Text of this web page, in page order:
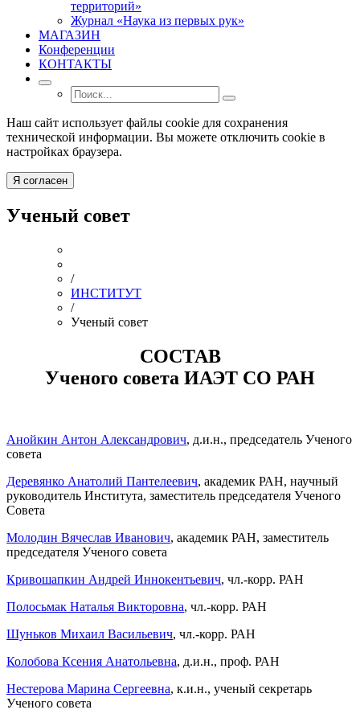
территорий»
Журнал «Наука из первых рук»
МАГАЗИН
Конференции
КОНТАКТЫ
Наш сайт использует файлы cookie для сохранения
технической информации. Вы можете отключить cookie в
настройках браузера.
Я согласен
Ученый совет
/
ИНСТИТУТ
/
Ученый совет
СОСТАВ
Ученого совета ИАЭТ СО РАН
Анойкин Антон Александрович, д.и.н., председатель Ученого
совета
Деревянко Анатолий Пантелеевич, академик РАН, научный
руководитель Института, заместитель председателя Ученого
Совета
Молодин Вячеслав Иванович, академик РАН, заместитель
председателя Ученого совета
Кривошапкин Андрей Иннокентьевич, чл.-корр. РАН
Полосьмак Наталья Викторовна, чл.-корр. РАН
Шуньков Михаил Васильевич, чл.-корр. РАН
Колобова Ксения Анатольевна, д.и.н., проф. РАН
Нестерова Марина Сергеевна, к.и.н., ученый секретарь
Ученого совета